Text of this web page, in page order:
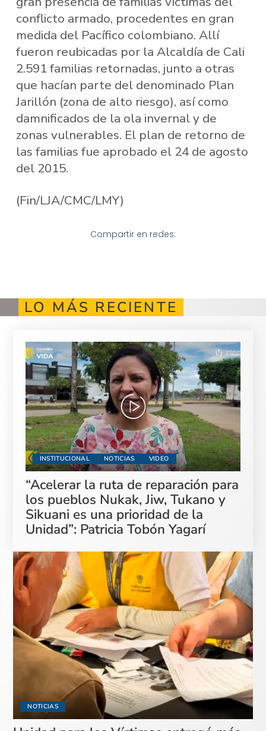
conflicto armado, procedentes en gran
medida del Pacífico colombiano. Allí
fueron reubicadas por la Alcaldía de Cali
2.591 familias retornadas, junto a otras
que hacían parte del denominado Plan
Jarillón (zona de alto riesgo), así como
damnificados de la ola invernal y de
zonas vulnerables. El plan de retorno de
las familias fue aprobado el 24 de agosto
del 2015.
(Fin/LJA/CMC/LMY)
Compartir en redes:
LO MÁS RECIENTE
INSTITUCIONAL NOTICIAS VIDEO
“Acelerar la ruta de reparación para
los pueblos Nukak, Jiw, Tukano y
Sikuani es una prioridad de la
Unidad”: Patricia Tobón Yagarí
NOTICIAS